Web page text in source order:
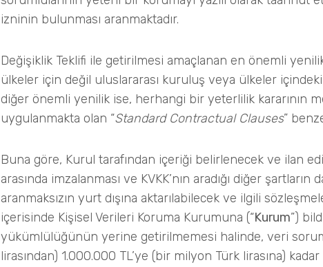
izninin bulunması aranmaktadır.
Değişiklik Teklifi ile getirilmesi amaçlanan en önemli
ülkeler için değil uluslararası kuruluş veya ülkeler
diğer önemli yenilik ise, herhangi bir yeterlilik kararının
uygulanmakta olan “Standard Contractual Clauses”
Buna göre, Kurul tarafından içeriği belirlenecek ve ilan
arasında imzalanması ve KVKK’nın aradığı diğer
aranmaksızın yurt dışına aktarılabilecek ve ilgili
içerisinde Kişisel Verileri Koruma Kurumuna (“Kurum”)
yükümlülüğünün yerine getirilmemesi halinde, veri
lirasından) 1.000.000 TL’ye (bir milyon Türk lirasına)